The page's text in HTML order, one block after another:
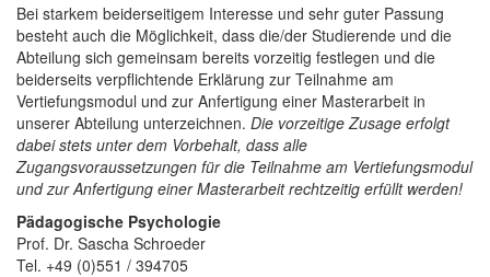
Bei starkem beiderseitigem Interesse und sehr guter Passung
besteht auch die Möglichkeit, dass die/der Studierende und die
Abteilung sich gemeinsam bereits vorzeitig festlegen und die
beiderseits verpflichtende Erklärung zur Teilnahme am
Vertiefungsmodul und zur Anfertigung einer Masterarbeit in
unserer Abteilung unterzeichnen. Die vorzeitige Zusage erfolgt
dabei stets unter dem Vorbehalt, dass alle
Zugangsvoraussetzungen für die Teilnahme am Vertiefungsmodul
und zur Anfertigung einer Masterarbeit rechtzeitig erfüllt werden!
Pädagogische Psychologie
Prof. Dr. Sascha Schroeder
Tel. +49 (0)551 / 394705